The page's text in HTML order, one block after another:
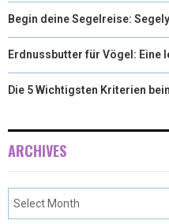
Begin deine Segelreise:
Erdnussbutter für Vögel: Eine
Die 5 Wichtigsten Kriterien
ARCHIVES